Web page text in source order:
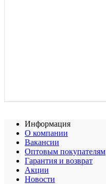
Информация
О компании
Вакансии
Оптовым покупателям
Гарантия и возврат
Акции
Новости